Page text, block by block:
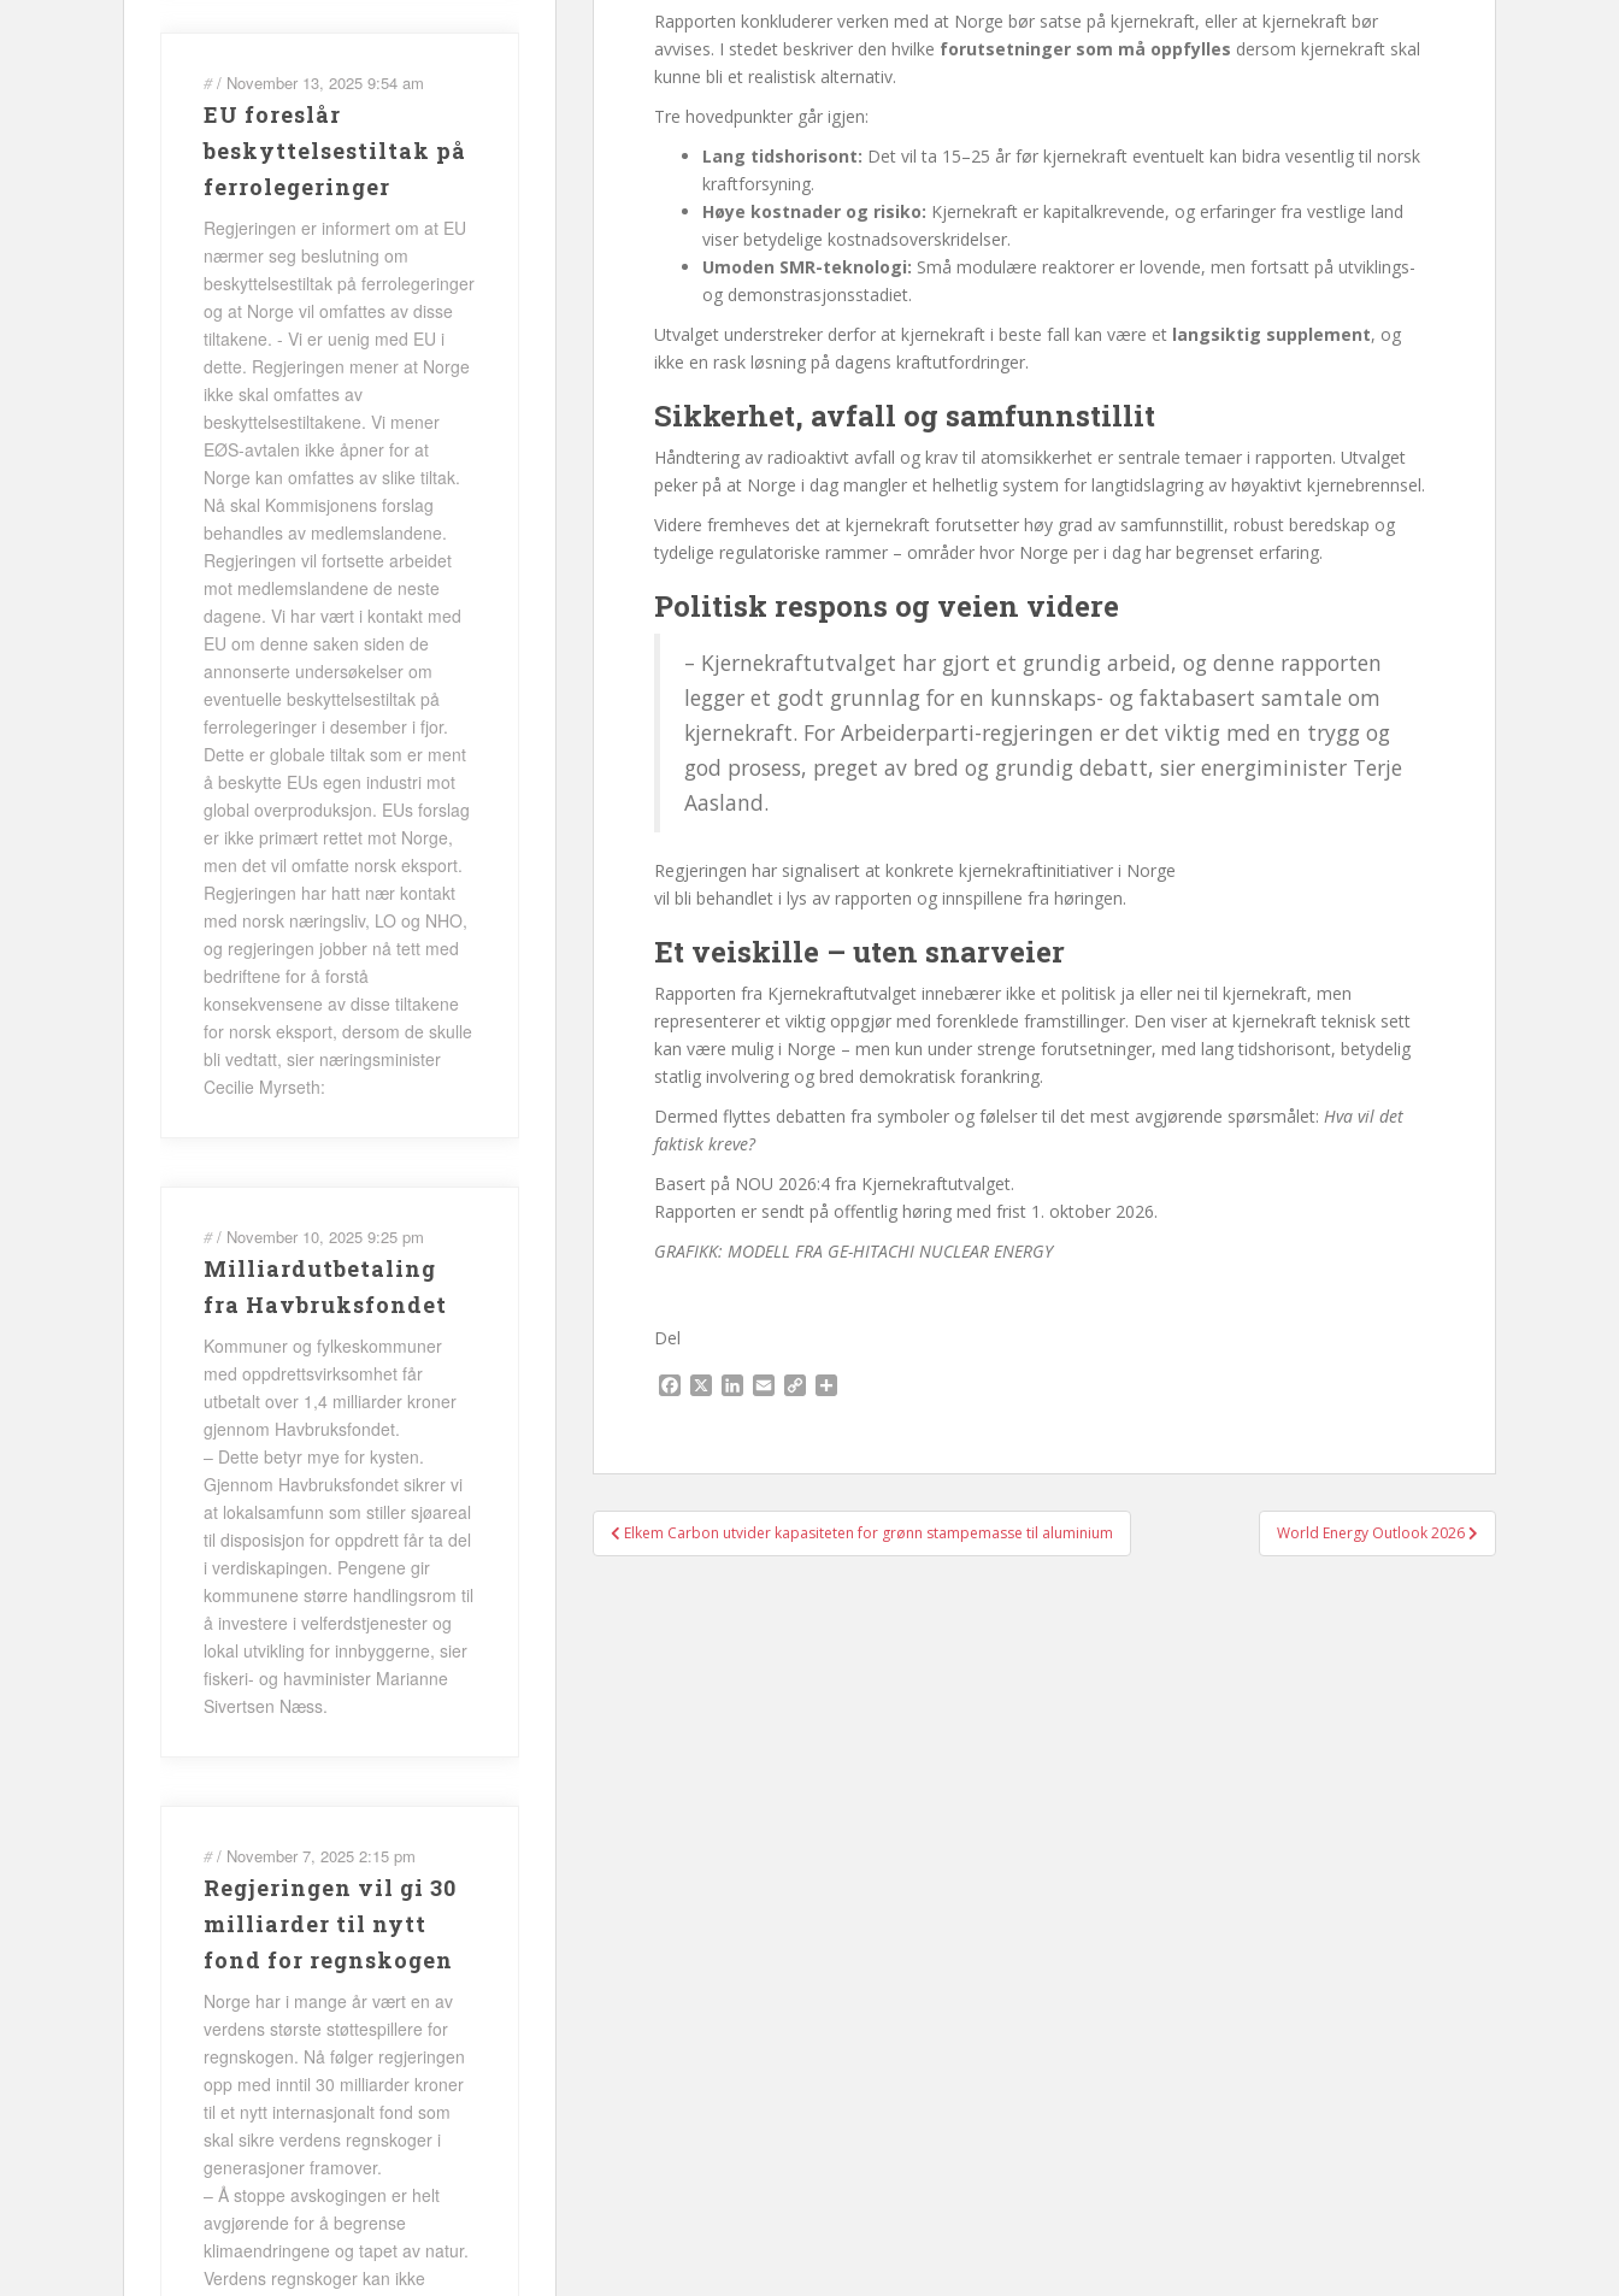
Rapporten konkluderer verken med at Norge bør satse på kjernekraft, eller at kjernekraft bør
avvises. I stedet beskriver den hvilke forutsetninger som må oppfylles dersom kjernekraft skal
kunne bli et realistisk alternativ.
Tre hovedpunkter går igjen:
Lang tidshorisont: Det vil ta 15–25 år før kjernekraft eventuelt kan bidra vesentlig til norsk
kraftforsyning.
Høye kostnader og risiko: Kjernekraft er kapitalkrevende, og erfaringer fra vestlige land
viser betydelige kostnadsoverskridelser.
Umoden SMR-teknologi: Små modulære reaktorer er lovende, men fortsatt på utviklings-
og demonstrasjonsstadiet.
Utvalget understreker derfor at kjernekraft i beste fall kan være et langsiktig supplement, og
ikke en rask løsning på dagens kraftutfordringer.
Sikkerhet, avfall og samfunnstillit
Håndtering av radioaktivt avfall og krav til atomsikkerhet er sentrale temaer i rapporten. Utvalget
peker på at Norge i dag mangler et helhetlig system for langtidslagring av høyaktivt kjernebrennsel.
Videre fremheves det at kjernekraft forutsetter høy grad av samfunnstillit, robust beredskap og
tydelige regulatoriske rammer – områder hvor Norge per i dag har begrenset erfaring.
Politisk respons og veien videre
– Kjernekraftutvalget har gjort et grundig arbeid, og denne rapporten
legger et godt grunnlag for en kunnskaps- og faktabasert samtale om
kjernekraft. For Arbeiderparti-regjeringen er det viktig med en trygg og
god prosess, preget av bred og grundig debatt, sier energiminister Terje
Aasland.
Regjeringen har signalisert at konkrete kjernekraftinitiativer i Norge
vil bli behandlet i lys av rapporten og innspillene fra høringen.
Et veiskille – uten snarveier
Rapporten fra Kjernekraftutvalget innebærer ikke et politisk ja eller nei til kjernekraft, men
representerer et viktig oppgjør med forenklede framstillinger. Den viser at kjernekraft teknisk sett
kan være mulig i Norge – men kun under strenge forutsetninger, med lang tidshorisont, betydelig
statlig involvering og bred demokratisk forankring.
Dermed flyttes debatten fra symboler og følelser til det mest avgjørende spørsmålet: Hva vil det
faktisk kreve?
Basert på NOU 2026:4 fra Kjernekraftutvalget.
Rapporten er sendt på offentlig høring med frist 1. oktober 2026.
GRAFIKK: MODELL FRA GE-HITACHI NUCLEAR ENERGY
Del
b
o
k
X
L
e
I
n
E
l
C
L
n
k
e
Innleggsnavigasjon
Elkem Carbon utvider kapasiteten for grønn stampemasse til aluminium World Energy Outlook 2026
#/ November 13, 2025 9:54 am
EU foreslår
beskyttelsestiltak på
ferrolegeringer
Regjeringen er informert om at EU
nærmer seg beslutning om
beskyttelsestiltak på ferrolegeringer
og at Norge vil omfattes av disse
tiltakene. - Vi er uenig med EU i
dette. Regjeringen mener at Norge
ikke skal omfattes av
beskyttelsestiltakene. Vi mener
EØS-avtalen ikke åpner for at
Norge kan omfattes av slike tiltak.
Nå skal Kommisjonens forslag
behandles av medlemslandene.
Regjeringen vil fortsette arbeidet
mot medlemslandene de neste
dagene. Vi har vært i kontakt med
EU om denne saken siden de
annonserte undersøkelser om
eventuelle beskyttelsestiltak på
ferrolegeringer i desember i fjor.
Dette er globale tiltak som er ment
å beskytte EUs egen industri mot
global overproduksjon. EUs forslag
er ikke primært rettet mot Norge,
men det vil omfatte norsk eksport.
Regjeringen har hatt nær kontakt
med norsk næringsliv, LO og NHO,
og regjeringen jobber nå tett med
bedriftene for å forstå
konsekvensene av disse tiltakene
for norsk eksport, dersom de skulle
bli vedtatt, sier næringsminister
Cecilie Myrseth:
#/ November 10, 2025 9:25 pm
Milliardutbetaling
fra Havbruksfondet
Kommuner og fylkeskommuner
med oppdrettsvirksomhet får
utbetalt over 1,4 milliarder kroner
gjennom Havbruksfondet.
– Dette betyr mye for kysten.
Gjennom Havbruksfondet sikrer vi
at lokalsamfunn som stiller sjøareal
til disposisjon for oppdrett får ta del
i verdiskapingen. Pengene gir
kommunene større handlingsrom til
å investere i velferdstjenester og
lokal utvikling for innbyggerne, sier
fiskeri- og havminister Marianne
Sivertsen Næss.
#/ November 7, 2025 2:15 pm
Regjeringen vil gi 30
milliarder til nytt
fond for regnskogen
Norge har i mange år vært en av
verdens største støttespillere for
regnskogen. Nå følger regjeringen
opp med inntil 30 milliarder kroner
til et nytt internasjonalt fond som
skal sikre verdens regnskoger i
generasjoner framover.
– Å stoppe avskogingen er helt
avgjørende for å begrense
klimaendringene og tapet av natur.
Verdens regnskoger kan ikke